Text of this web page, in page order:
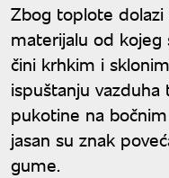
Zbog toplote dolazi
materijalu od kojeg
čini krhkim i
ispuštanju
pukotine na
jasan su znak
gume.